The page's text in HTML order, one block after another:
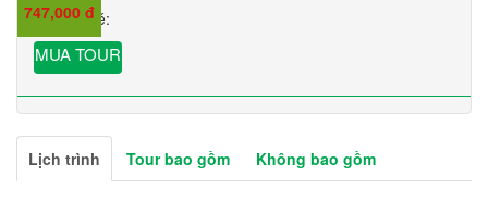
Giá em bé:
747,000 đ
MUA TOUR
Lịch trình Tour bao gồm Không bao gồm